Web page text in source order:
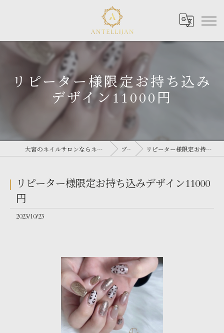
リピーター様限定お持ち込み
デザイン11000円
大宮のネイルサロンならネイルサロン Antellijan 大宮 ブログ リピーター様限定お持ち込みデザイン11000円
リピーター様限定お持ち込みデザイン11000
円
2023/10/23